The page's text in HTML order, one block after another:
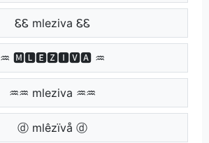
ᏋᏋ mleziva ᏋᏋ
♒ 🅼🅻🅴🆉🅸🆅🅰 ♒
♒♒ mleziva ♒♒
ⓓ mlêzïvå ⓓ